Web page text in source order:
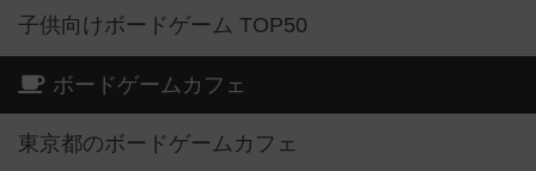
子供向けボードゲーム TOP50
ボードゲームカフェ
東京都のボードゲームカフェ